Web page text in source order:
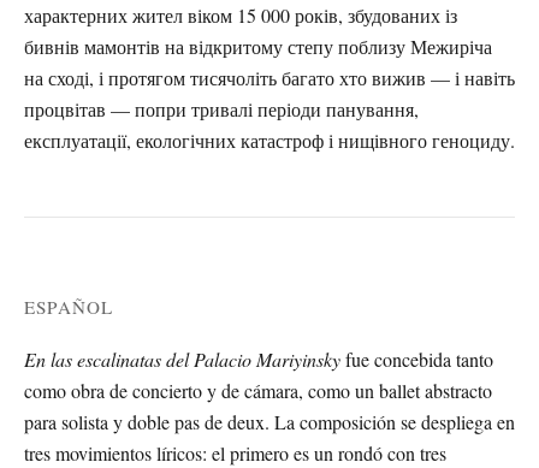
характерних жител віком 15 000 років, збудованих із
бивнів мамонтів на відкритому степу поблизу Межиріча
на сході, і протягом тисячоліть багато хто вижив — і навіть
процвітав — попри тривалі періоди панування,
експлуатації, екологічних катастроф і нищівного геноциду.
ESPAÑOL
En las escalinatas del Palacio Mariyinskyfue concebida tanto
como obra de concierto y de cámara, como un ballet abstracto
para solista y doble pas de deux. La composición se despliega en
tres movimientos líricos: el primero es un rondó con tres